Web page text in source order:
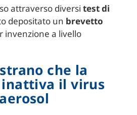
attraverso diversi test di
depositato un brevetto
invenzione a livello
che la
il virus